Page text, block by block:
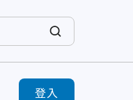
登入